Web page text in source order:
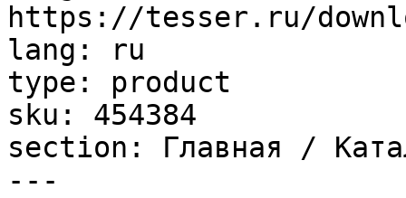
https://tesser.ru/
lang: ru
type: product
sku: 454384
section: Главная /
---